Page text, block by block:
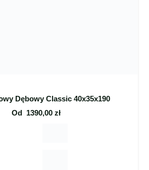
Dębowy Classic 40x35x190
Od 1390,00 zł